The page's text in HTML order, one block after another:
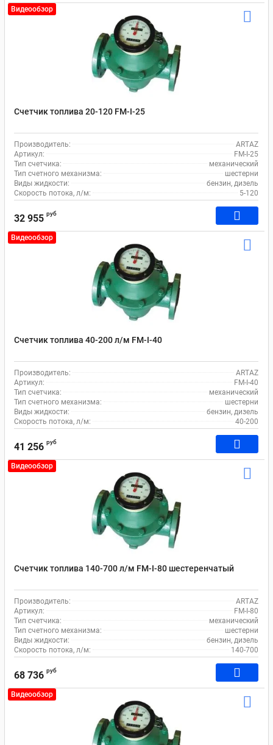
Видеообзор
Счетчик топлива 20-120 FM-I-25
Производитель:
ARTAZ
Артикул:
FM-I-25
Тип счетчика:
механический
Тип счетного механизма:
шестерни
Виды жидкости:
бензин, дизель
Скорость потока, л/м:
5-120
32 955 руб
Видеообзор
Счетчик топлива 40-200 л/м FM-I-40
Производитель:
ARTAZ
Артикул:
FM-I-40
Тип счетчика:
механический
Тип счетного механизма:
шестерни
Виды жидкости:
бензин, дизель
Скорость потока, л/м:
40-200
41 256 руб
Видеообзор
Счетчик топлива 140-700 л/м FM-I-80 шестеренчатый
Производитель:
ARTAZ
Артикул:
FM-I-80
Тип счетчика:
механический
Тип счетного механизма:
шестерни
Виды жидкости:
бензин, дизель
Скорость потока, л/м:
140-700
68 736 руб
Видеообзор